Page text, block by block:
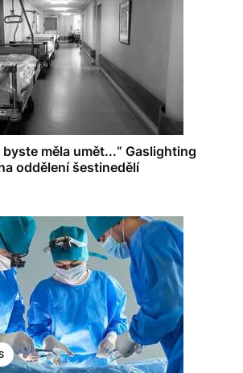
měla umět...“ Gaslighting
oddělení šestinedělí